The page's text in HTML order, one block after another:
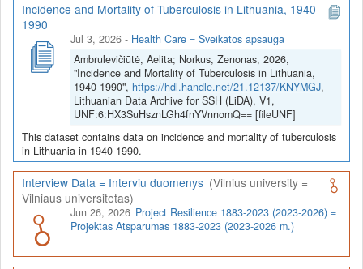
Incidence and Mortality of Tuberculosis in Lithuania, 1940-
1990
Jul 3, 2026 - Health Care = Sveikatos apsauga
Ambrulevičiūtė, Aelita; Norkus, Zenonas, 2026,
"Incidence and Mortality of Tuberculosis in Lithuania,
1940-1990", https://hdl.handle.net/21.12137/KNYMGJ,
Lithuanian Data Archive for SSH (LiDA), V1,
UNF:6:HX3SuHsznLGh4fnYVnnomQ== [fileUNF]
This dataset contains data on incidence and mortality of tuberculosis
in Lithuania in 1940-1990.
Interview Data = Interviu duomenys (Vilnius university =
Vilniaus universitetas)
Jun 26, 2026 Project Resilience 1883-2023 (2023-2026) =
Projektas Atsparumas 1883-2023 (2023-2026 m.)